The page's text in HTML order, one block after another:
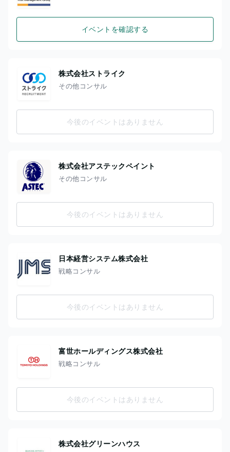
イベントを確認する
株式会社ストライク
その他コンサル
今後のイベントはありません
株式会社アステックペイント
その他コンサル
今後のイベントはありません
日本経営システム株式会社
戦略コンサル
今後のイベントはありません
富世ホールディングス株式会社
戦略コンサル
今後のイベントはありません
株式会社グリーンハウス